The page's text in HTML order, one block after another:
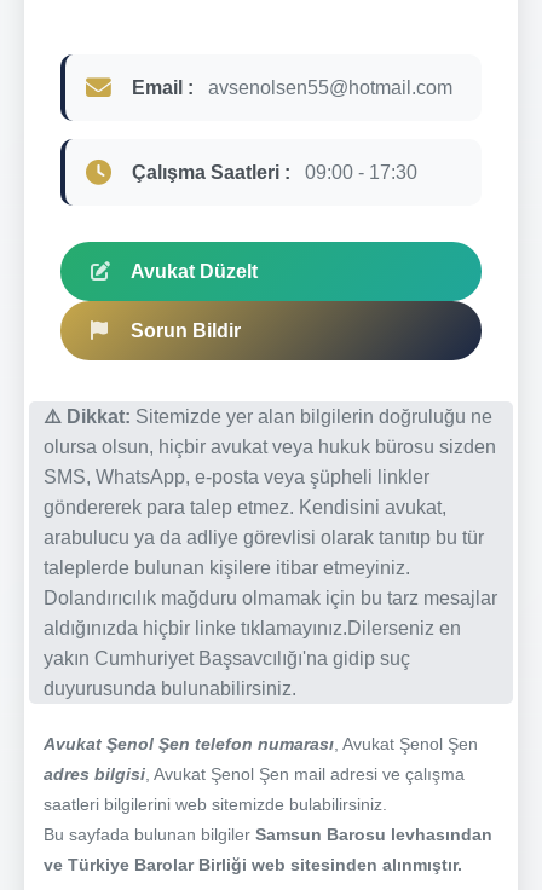
Email : avsenolsen55@hotmail.com
Çalışma Saatleri : 09:00 - 17:30
Avukat Düzelt
Sorun Bildir
⚠️ Dikkat: Sitemizde yer alan bilgilerin doğruluğu ne
olursa olsun, hiçbir avukat veya hukuk bürosu sizden
SMS, WhatsApp, e-posta veya şüpheli linkler
göndererek para talep etmez. Kendisini avukat,
arabulucu ya da adliye görevlisi olarak tanıtıp bu tür
taleplerde bulunan kişilere itibar etmeyiniz.
Dolandırıcılık mağduru olmamak için bu tarz mesajlar
aldığınızda hiçbir linke tıklamayınız.Dilerseniz en
yakın Cumhuriyet Başsavcılığı'na gidip suç
duyurusunda bulunabilirsiniz.
Avukat Şenol Şen telefon numarası , Avukat Şenol Şen
adres bilgisi , Avukat Şenol Şen mail adresi ve çalışma
saatleri bilgilerini web sitemizde bulabilirsiniz.
Bu sayfada bulunan bilgiler Samsun Barosu levhasından
ve Türkiye Barolar Birliği web sitesinden alınmıştır.